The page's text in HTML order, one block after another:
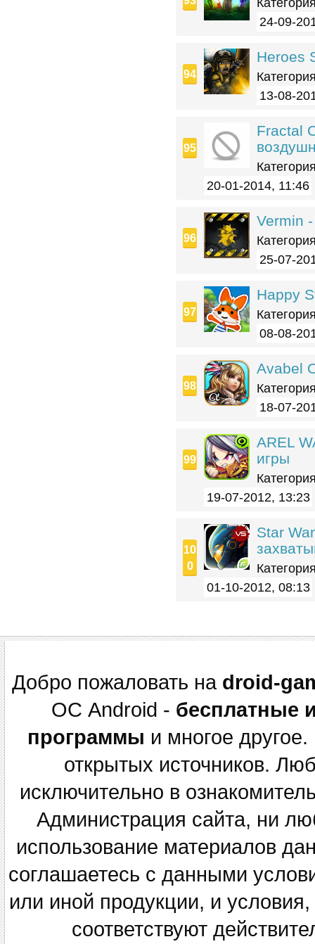
24-09-
Heroes
13-08-
Fractal
20-01-2014, 11:46
Vermin
25-07-
Happy
08-08-
Avabel
18-07-
AREL
игры
19-07-2012, 13:23
Star
01-10-2012, 08:13
Добро пожаловать на droid-
ОС Android - бесплатные
программы и многое
открытых источников.
исключительно в
Администрация сайта, ни
использование материалов
соглашаетесь с данными
или иной продукции, и
соответствуют